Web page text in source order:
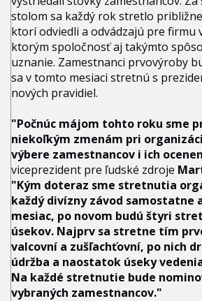
stolom sa každý rok stretlo
ktorí odviedli a odvádzajú pre firmu
ktorým spoločnosť aj takýmto
uznanie. Zamestnanci prvovýroby
sa v tomto mesiaci stretnú s
nových pravidiel.
"Počnúc májom tohto roku sme
niekoľkým zmenám pri
výbere zamestnancov i ich
viceprezident pre ľudské zdroje
"Kým doteraz sme stretnutia
každý divízny závod samostatne
mesiac, po novom budú štyri
úsekov. Najprv sa stretne tím
valcovní a zušľachťovní, po nich
údržba a naostatok úseky
Na každé stretnutie bude
vybraných zamestnancov."